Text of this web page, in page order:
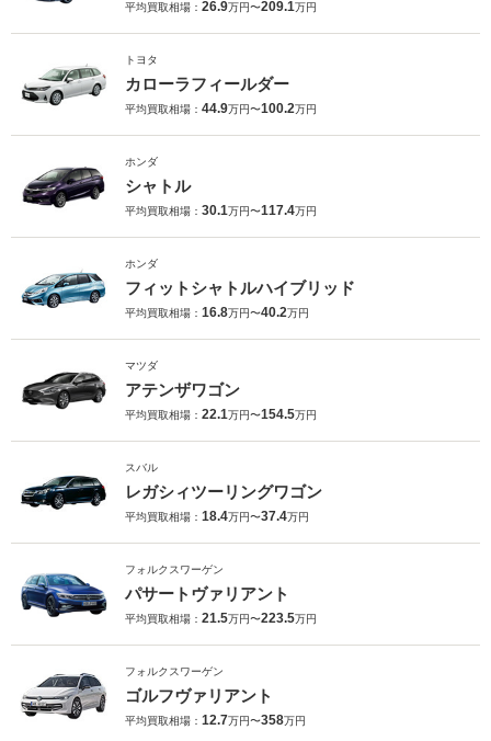
平均買取相場： 26.9万円〜209.1万円
トヨタ
カローラフィールダー
平均買取相場： 44.9万円〜100.2万円
ホンダ
シャトル
平均買取相場： 30.1万円〜117.4万円
ホンダ
フィットシャトルハイブリッド
平均買取相場： 16.8万円〜40.2万円
マツダ
アテンザワゴン
平均買取相場： 22.1万円〜154.5万円
スバル
レガシィツーリングワゴン
平均買取相場： 18.4万円〜37.4万円
フォルクスワーゲン
パサートヴァリアント
平均買取相場： 21.5万円〜223.5万円
フォルクスワーゲン
ゴルフヴァリアント
平均買取相場： 12.7万円〜358万円